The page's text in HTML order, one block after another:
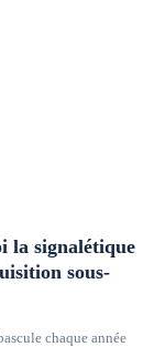
la signalétique
sous-
chaque année